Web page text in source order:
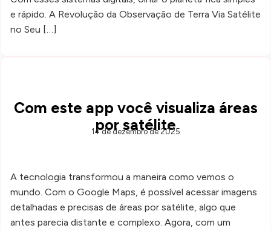
e rápido. A Revolução da Observação de Terra Via Satélite
no Seu […]
Com este app você visualiza áreas
por satélite
14 de dezembro de 2025
A tecnologia transformou a maneira como vemos o
mundo. Com o Google Maps, é possível acessar imagens
detalhadas e precisas de áreas por satélite, algo que
antes parecia distante e complexo. Agora, com um